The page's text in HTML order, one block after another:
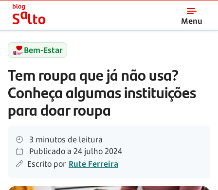
Menu
Salto
Bem-Estar
Tem roupa que já não usa?
Conheça algumas instituições
para doar roupa
3 minutos de leitura
Publicado a 24 julho 2024
Escrito por Rute Ferreira